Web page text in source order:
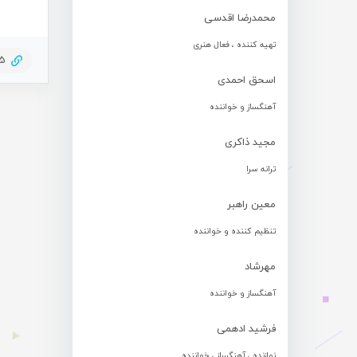
محمدرضا اقدسی
تهیه کننده ، فعال هنری
اسحق احمدی
آهنگساز و خواننده
مجید ذاکری
ترانه سرا
معین راهبر
تنظیم کننده و خواننده
مهرشاد
آهنگساز و خواننده
فرشید ادهمی